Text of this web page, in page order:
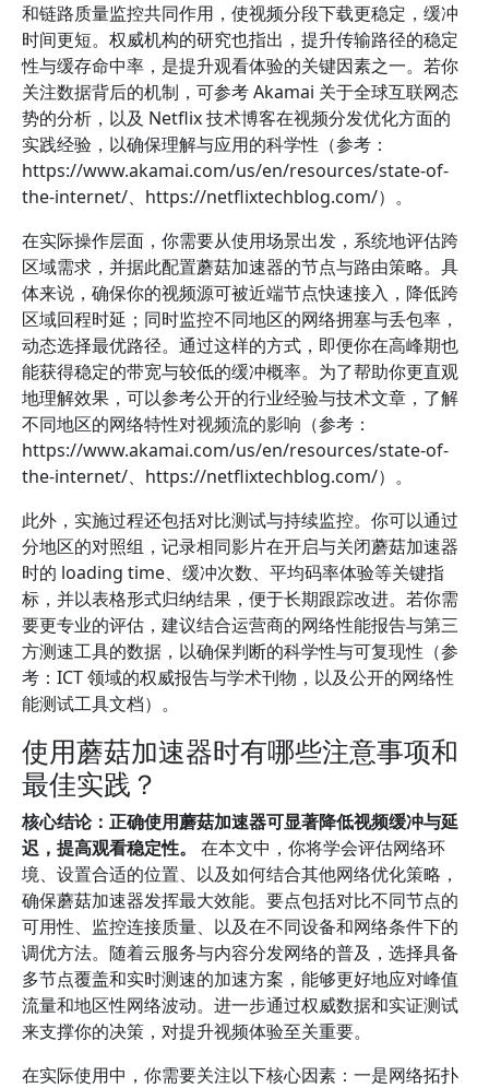
和链路质量监控共同作用，使视频分段下载更稳定，缓冲
时间更短。权威机构的研究也指出，提升传输路径的稳定
性与缓存命中率，是提升观看体验的关键因素之一。若你
关注数据背后的机制，可参考 Akamai 关于全球互联网态
势的分析，以及 Netflix 技术博客在视频分发优化方面的
实践经验，以确保理解与应用的科学性（参考：
https://www.akamai.com/us/en/resources/state-of-
the-internet/、https://netflixtechblog.com/）。
在实际操作层面，你需要从使用场景出发，系统地评估跨
区域需求，并据此配置蘑菇加速器的节点与路由策略。具
体来说，确保你的视频源可被近端节点快速接入，降低跨
区域回程时延；同时监控不同地区的网络拥塞与丢包率，
动态选择最优路径。通过这样的方式，即便你在高峰期也
能获得稳定的带宽与较低的缓冲概率。为了帮助你更直观
地理解效果，可以参考公开的行业经验与技术文章，了解
不同地区的网络特性对视频流的影响（参考：
https://www.akamai.com/us/en/resources/state-of-
the-internet/、https://netflixtechblog.com/）。
此外，实施过程还包括对比测试与持续监控。你可以通过
分地区的对照组，记录相同影片在开启与关闭蘑菇加速器
时的 loading time、缓冲次数、平均码率体验等关键指
标，并以表格形式归纳结果，便于长期跟踪改进。若你需
要更专业的评估，建议结合运营商的网络性能报告与第三
方测速工具的数据，以确保判断的科学性与可复现性（参
考：ICT 领域的权威报告与学术刊物，以及公开的网络性
能测试工具文档）。
使用蘑菇加速器时有哪些注意事项和
最佳实践？
核心结论：正确使用蘑菇加速器可显著降低视频缓冲与延
迟，提高观看稳定性。
在本文中，你将学会评估网络环
境、设置合适的位置、以及如何结合其他网络优化策略，
确保蘑菇加速器发挥最大效能。要点包括对比不同节点的
可用性、监控连接质量、以及在不同设备和网络条件下的
调优方法。随着云服务与内容分发网络的普及，选择具备
多节点覆盖和实时测速的加速方案，能够更好地应对峰值
流量和地区性网络波动。进一步通过权威数据和实证测试
来支撑你的决策，对提升视频体验至关重要。
在实际使用中，你需要关注以下核心因素：一是网络拓扑